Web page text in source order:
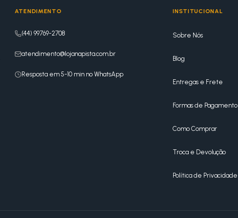
ATENDIMENTO
(44) 99769-2708
atendimento@lojanapista.com.br
Resposta em 5-10 min no WhatsApp
INSTITUCIONAL
Sobre Nós
Blog
Entregas e Frete
Formas de Pagamento
Como Comprar
Troca e Devolução
Política de Privacidade